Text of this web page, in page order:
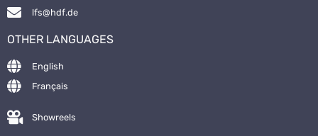
lfs@hdf.de
OTHER LANGUAGES
English
Français
Showreels